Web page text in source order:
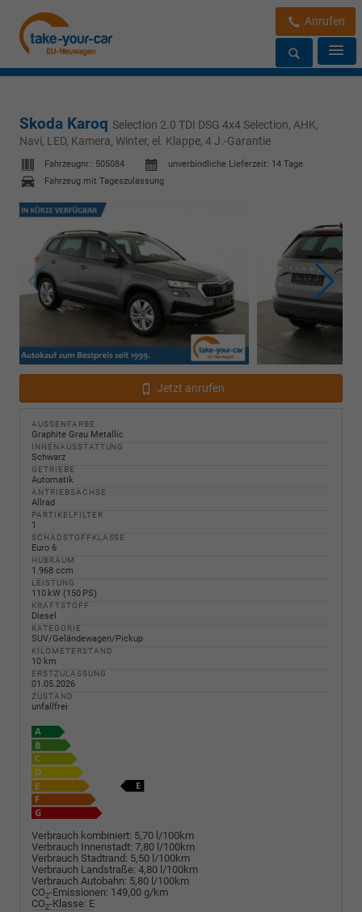
Anrufen
Skoda Karoq Selection 2.0 TDI DSG 4x4 Selection, AHK,
Navi, LED, Kamera, Winter, el. Klappe, 4 J.-Garantie
Fahrzeugnr.: 505084 unverbindliche Lieferzeit: 14 Tage
Fahrzeug mit Tageszulassung
Jetzt anrufen
AUSSENFARBE
Graphite Grau Metallic
INNENAUSSTATTUNG
Schwarz
GETRIEBE
Automatik
ANTRIEBSACHSE
Allrad
PARTIKELFILTER
1
SCHADSTOFFKLASSE
Euro 6
HUBRAUM
1.968 ccm
LEISTUNG
110 kW (150 PS)
KRAFTSTOFF
Diesel
KATEGORIE
SUV/Geländewagen/Pickup
KILOMETERSTAND
10 km
ERSTZULASSUNG
01.05.2026
ZUSTAND
unfallfrei
Verbrauch kombiniert: 5,70 l/100km
Verbrauch Innenstadt: 7,80 l/100km
Verbrauch Stadtrand: 5,50 l/100km
Verbrauch Landstraße: 4,80 l/100km
Verbrauch Autobahn: 5,80 l/100km
CO2-Emissionen: 149,00 g/km
CO2-Klasse: E